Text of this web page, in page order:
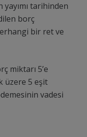
tarihinden
borç
bir ret ve
miktarı 5’e
üzere 5 eşit
vadesi